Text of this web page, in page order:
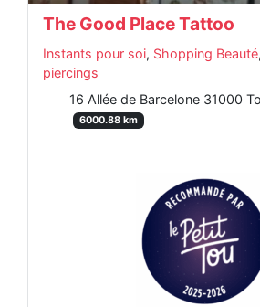
The Good Place Tattoo
Instants pour soi, Shopping Beauté,
piercings
16 Allée de Barcelone 31000
6000.88 km